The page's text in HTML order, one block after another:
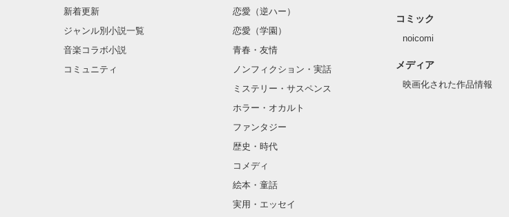
新着更新
ジャンル別小説一覧
音楽コラボ小説
コミュニティ
恋愛（逆ハー）
恋愛（学園）
青春・友情
ノンフィクション・実話
ミステリー・サスペンス
ホラー・オカルト
ファンタジー
歴史・時代
コメディ
絵本・童話
実用・エッセイ
コミック
noicomi
メディア
映画化された作品情報